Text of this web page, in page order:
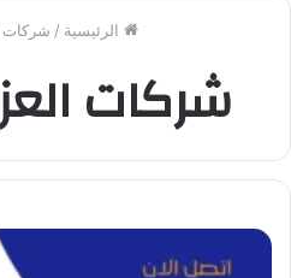
الرئيسية / شركات
شركات